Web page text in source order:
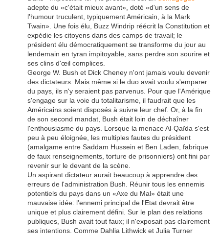
adepte du «c'était mieux avant», doté «d'un sens de
l'humour truculent, typiquement Américain, à la Mark
Twain». Une fois élu, Buzz Windrip réécrit la Constitution et
expédie les citoyens dans des camps de travail; le
président élu démocratiquement se transforme du jour au
lendemain en tyran impitoyable, sans perdre son sourire et
ses clins d'œil complices.
George W. Bush et Dick Cheney n'ont jamais voulu devenir
des dictateurs. Mais même si le duo avait voulu s'emparer
du pays, ils n'y seraient pas parvenus. Pour que l'Amérique
s'engage sur la voie du totalitarisme, il faudrait que les
Américains soient disposés à suivre leur chef. Or, à la fin
de son second mandat, Bush était loin de déchaîner
l'enthousiasme du pays. Lorsque la menace Al-Qaïda s'est
peu à peu éloignée, les multiples fautes du président
(amalgame entre Saddam Hussein et Ben Laden, fabrique
de faux renseignements, torture de prisonniers) ont fini par
revenir sur le devant de la scène.
Un aspirant dictateur aurait beaucoup à apprendre des
erreurs de l'administration Bush. Réunir tous les ennemis
potentiels du pays dans un «Axe du Mal» était une
mauvaise idée: l'ennemi principal de l'Etat devrait être
unique et plus clairement défini. Sur le plan des relations
publiques, Bush avait tout faux; il n'exposait pas clairement
ses intentions. Comme Dahlia Lithwick et Julia Turner